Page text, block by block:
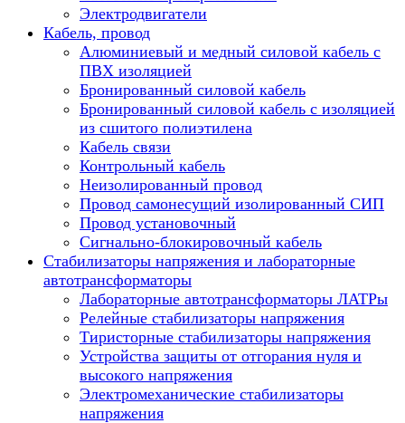
Электродвигатели
Кабель, провод
Алюминиевый и медный силовой кабель с
ПВХ изоляцией
Бронированный силовой кабель
Бронированный силовой кабель с изоляцией
из сшитого полиэтилена
Кабель связи
Контрольный кабель
Неизолированный провод
Провод самонесущий изолированный СИП
Провод установочный
Сигнально-блокировочный кабель
Стабилизаторы напряжения и лабораторные
автотрансформаторы
Лабораторные автотрансформаторы ЛАТРы
Релейные стабилизаторы напряжения
Тиристорные стабилизаторы напряжения
Устройства защиты от отгорания нуля и
высокого напряжения
Электромеханические стабилизаторы
напряжения